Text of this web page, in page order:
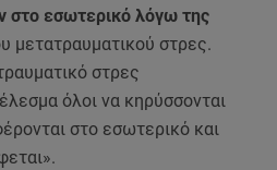
στο εσωτερικό λόγω της
μετατραυματικού στρες.
στρες
όλοι να κηρύσσονται
στο εσωτερικό και